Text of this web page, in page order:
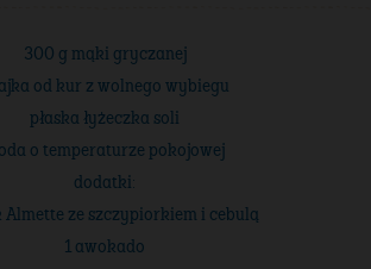
300 g mąki gryczanej
od kur z wolnego wybiegu
płaska łyżeczka soli
o temperaturze pokojowej
dodatki:
Almette ze szczypiorkiem i cebulą
1 awokado